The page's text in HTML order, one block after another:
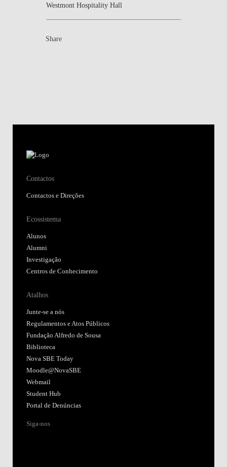
Westmont Hospitality Hall
Share
Contactos
Contactos e Direções
Ecossistema
Alunos
Alumni
Investigação
Centros de Conhecimento
Atalhos
Junte-se a nós
Regulamentos e Atos Públicos
Fundação Alfredo de Sousa
Biblioteca
Nova SBE Today
Moodle@NovaSBE
Webmail
Student Hub
Portal de Denúncias
Siga-nos